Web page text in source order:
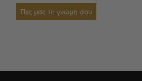
Πες μας τη γνώμη σου